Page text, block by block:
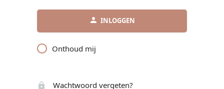
INLOGGEN
Onthoud mij
Wachtwoord vergeten?